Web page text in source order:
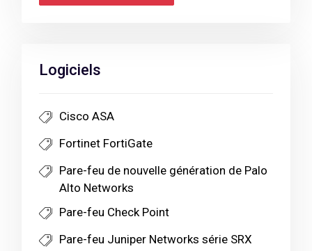
Logiciels
Cisco ASA
Fortinet FortiGate
Pare-feu de nouvelle génération de Palo
Alto Networks
Pare-feu Check Point
Pare-feu Juniper Networks série SRX